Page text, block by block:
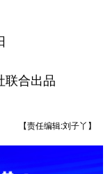
合出品
【责任编辑:刘子丫】